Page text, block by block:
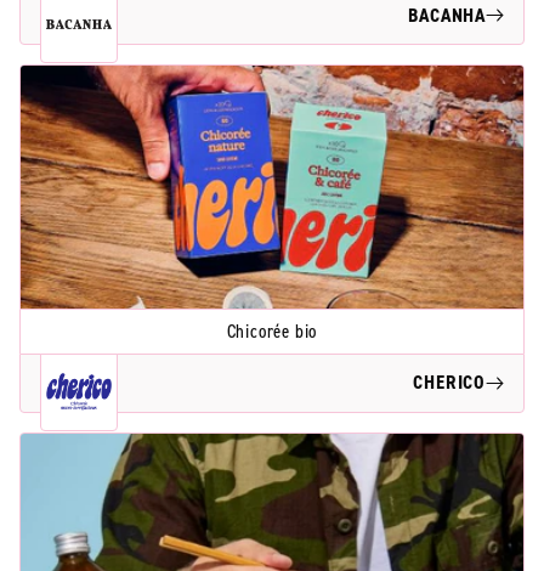
BACANHA
Chicorée bio
CHERICO